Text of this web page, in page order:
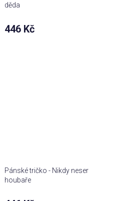
děda
446 Kč
Pánské tričko - Nikdy neser
houbaře